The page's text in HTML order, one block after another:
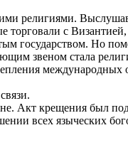
религиями.
торговали с
государством. Но
звеном стала
Акт крещения был
всех языческих